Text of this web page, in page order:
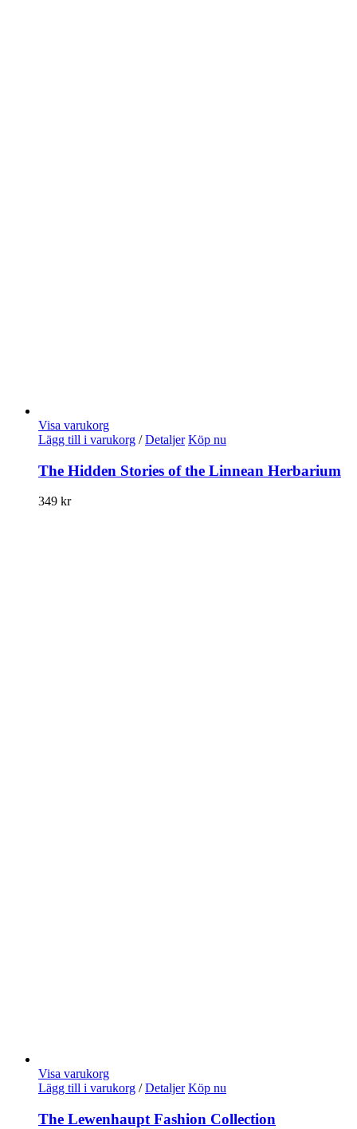
Visa varukorg
Lägg till i varukorg / Detaljer Köp nu
The Hidden Stories of the Linnean Herbarium
349 kr
Visa varukorg
Lägg till i varukorg / Detaljer Köp nu
The Lewenhaupt Fashion Collection